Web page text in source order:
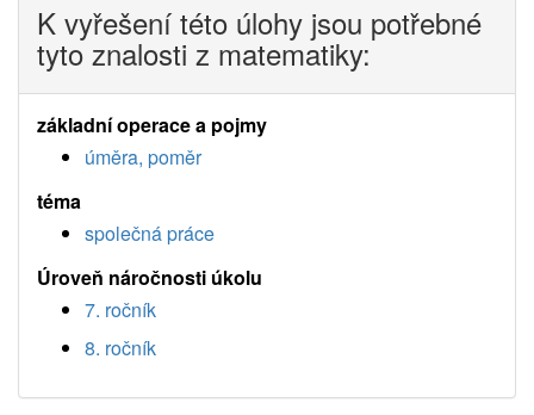
K vyřešení této úlohy jsou potřebné
tyto znalosti z matematiky:
základní operace a pojmy
úměra, poměr
téma
společná práce
Úroveň náročnosti úkolu
7. ročník
8. ročník